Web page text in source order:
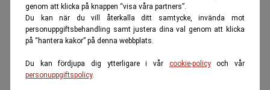
genom att klicka på knappen “visa våra partners”.
Du kan när du vill återkalla ditt samtycke, invända mot
personuppgiftsbehandling samt justera dina val genom att klicka
på “hantera kakor” på denna webbplats.
Du kan fördjupa dig ytterligare i vår cookie-policyoch vår
personuppgiftspolicy.